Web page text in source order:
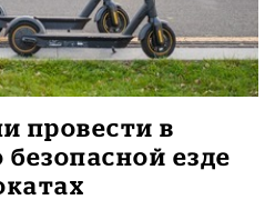
провести в
езде